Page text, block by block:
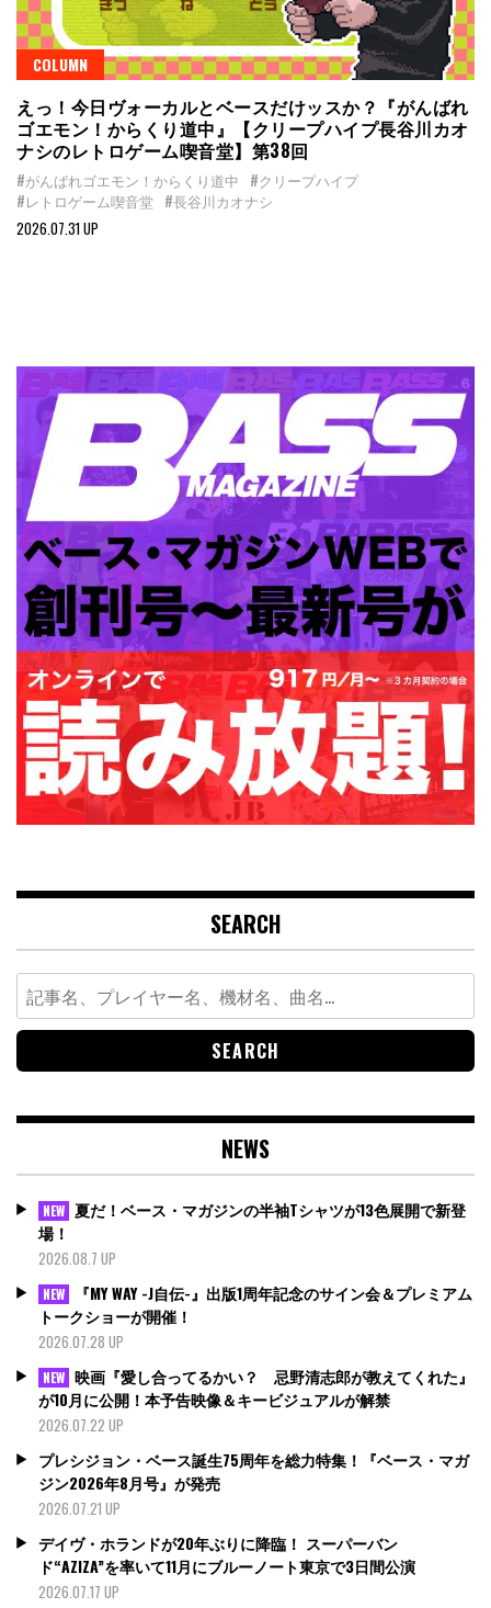
COLUMN
えっ！今日ヴォーカルとベースだけッスか？『がんばれ
ゴエモン！からくり道中』【クリープハイプ長谷川カオ
ナシのレトロゲーム喫音堂】第38回
#がんばれゴエモン！からくり道中 #クリープハイプ
#レトロゲーム喫音堂 #長谷川カオナシ
2026.07.31 UP
SEARCH
Search
for:
NEWS
NEW 夏だ！ベース・マガジンの半袖Tシャツが13色展開で新登
場！
2026.08.7 UP
NEW
『MY WAY -J自伝-』出版1周年記念のサイン会＆プレミアム
トークショーが開催！
2026.07.28 UP
NEW 映画『愛し合ってるかい？ 忌野清志郎が教えてくれた』
が10月に公開！本予告映像＆キービジュアルが解禁
2026.07.22 UP
プレシジョン・ベース誕生75周年を総力特集！『ベース・マガ
ジン2026年8月号』が発売
2026.07.21 UP
デイヴ・ホランドが20年ぶりに降臨！ スーパーバン
ド“AZIZA”を率いて11月にブルーノート東京で3日間公演
2026.07.17 UP